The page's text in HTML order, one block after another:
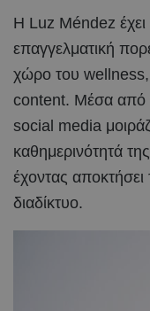
Η Luz Méndez έχει
επαγγελματική
χώρο του wellness,
content. Μέσα από
social media
καθημερινότητά
έχοντας
διαδίκτυο.